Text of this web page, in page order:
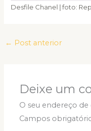
Desfile Chanel | foto:
← Post anterior
Deixe um
O seu endereço
Campos